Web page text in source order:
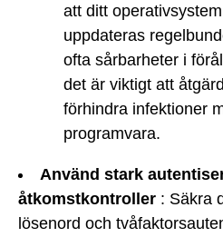
att ditt
uppdateras
ofta sårbarheter i
det är viktigt att
förhindra infektioner
programvara.
Använd stark
åtkomstkontroller : Säkra
lösenord och